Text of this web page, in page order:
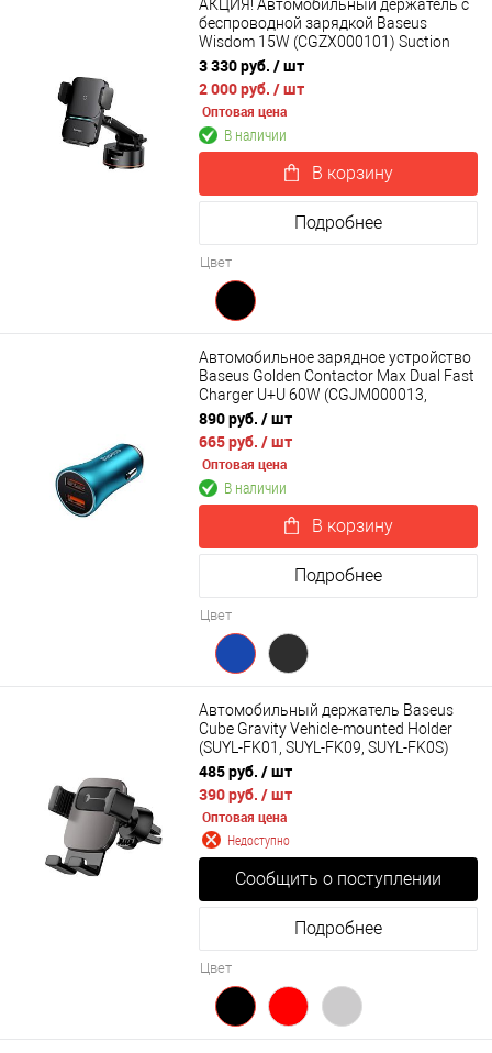
АКЦИЯ! Автомобильный держатель с
беспроводной зарядкой Baseus
Wisdom 15W (CGZX000101) Suction
base
3 330 руб. / шт
2 000 руб. / шт
Оптовая цена
В наличии
В корзину
Подробнее
Цвет
Автомобильное зарядное устройство
Baseus Golden Contactor Max Dual Fast
Charger U+U 60W (CGJM000013,
CGJM000003)
890 руб. / шт
665 руб. / шт
Оптовая цена
В наличии
В корзину
Подробнее
Цвет
Автомобильный держатель Baseus
Cube Gravity Vehicle-mounted Holder
(SUYL-FK01, SUYL-FK09, SUYL-FK0S)
485 руб. / шт
390 руб. / шт
Оптовая цена
Недоступно
Сообщить о поступлении
Подробнее
Цвет